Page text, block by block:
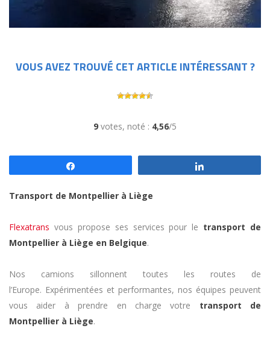
VOUS AVEZ TROUVÉ CET ARTICLE INTÉRESSANT ?
9 votes, noté : 4,56/5
Transport de Montpellier à Liège
Flexatrans vous propose ses services pour le transport de
Montpellier à Liège en Belgique.
Nos camions sillonnent toutes les routes de
l’Europe. Expérimentées et performantes, nos équipes peuvent
vous aider à prendre en charge votre transport de
Montpellier à Liège.